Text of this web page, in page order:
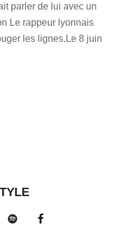
parler de lui avec un
Le rappeur lyonnais
les lignes.Le 8 juin